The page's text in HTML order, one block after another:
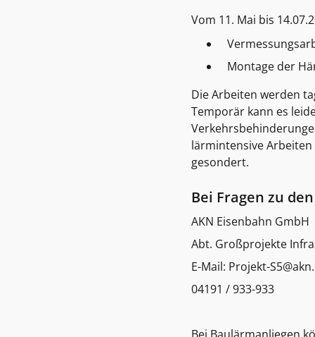
Vom 11. Mai bis
Montage der
Die Arbeiten werden
Temporär kann es
lärmintensive
gesondert.
Bei Fragen zu
AKN Eisenbahn GmbH
Abt. Großprojekte
E-Mail: Projekt-
04191 / 933-933